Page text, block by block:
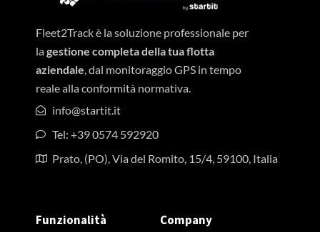
Fleet2Track è la soluzione professionale per
lagestione completa della tua flotta
aziendale, dal monitoraggio GPS in tempo
reale alla conformità normativa.
info@startit.it
Tel: +39 0574 592920
Prato, (PO), Via del Romito, 15/4, 59100, Italia
Funzionalità Company